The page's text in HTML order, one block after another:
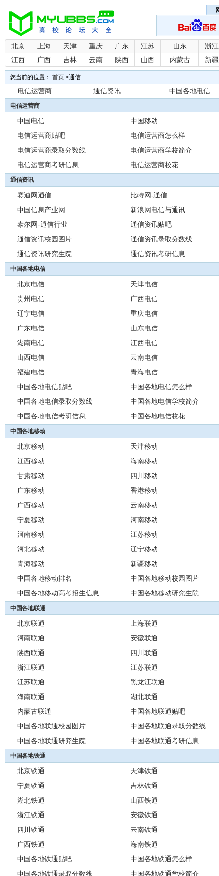
北京 上海 天津 重庆 广东 江苏 山东
浙江
江西
广西 吉林 云南 陕西 山西 内蒙古 新疆
您当前的位置： 首页 >通信
电信运营商 通信资讯 中国各地电信
电信运营商
中国电信
中国移动
电信运营商贴吧
电信运营商怎么样
电信运营商录取分数线
电信运营商学校简介
电信运营商考研信息
电信运营商校花
通信资讯
赛迪网通信
比特网-通信
中国信息产业网
新浪网电信与通讯
泰尔网-通信行业
通信资讯贴吧
通信资讯校园图片
通信资讯录取分数线
通信资讯研究生院
通信资讯考研信息
中国各地电信
北京电信
天津电信
贵州电信
广西电信
辽宁电信
重庆电信
广东电信
山东电信
湖南电信
江西电信
山西电信
云南电信
福建电信
青海电信
中国各地电信贴吧
中国各地电信怎么样
中国各地电信录取分数线
中国各地电信学校简介
中国各地电信考研信息
中国各地电信校花
中国各地移动
北京移动
天津移动
江西移动
海南移动
甘肃移动
四川移动
广东移动
香港移动
广西移动
云南移动
宁夏移动
河南移动
河南移动
江苏移动
河北移动
辽宁移动
青海移动
新疆移动
中国各地移动排名
中国各地移动校园图片
中国各地移动高考招生信息
中国各地移动研究生院
中国各地联通
北京联通
上海联通
河南联通
安徽联通
陕西联通
四川联通
浙江联通
江苏联通
江苏联通
黑龙江联通
海南联通
湖北联通
内蒙古联通
中国各地联通贴吧
中国各地联通校园图片
中国各地联通录取分数线
中国各地联通研究生院
中国各地联通考研信息
中国各地铁通
北京铁通
天津铁通
宁夏铁通
吉林铁通
湖北铁通
山西铁通
浙江铁通
安徽铁通
四川铁通
云南铁通
广西铁通
海南铁通
中国各地铁通贴吧
中国各地铁通怎么样
中国各地铁通录取分数线
中国各地铁通学校简介